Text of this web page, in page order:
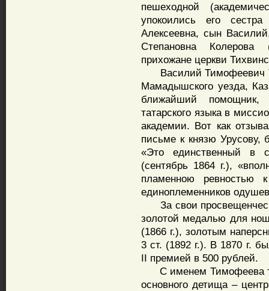
пешеходной
упокоились его
Алексеевна, сын
Степановна
прихожане церкви
Василий Тимофеевич
Мамадышского уезда,
ближайший помощник,
татарского языка в
академии. Вот как
письме к князю Урусову,
«Это единственный в
(сентябрь 1864 г.),
пламенною ревностью
единоплеменников
За свои
золотой медалью для
(1866 г.), золотым
3 ст. (1892 г.). В 1870 г.
II премией в 500 рублей.
С именем Тимофеева
основного детища –